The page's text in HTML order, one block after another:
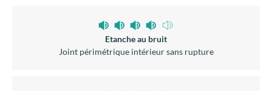
Etanche au bruit
Joint périmétrique intérieur sans rupture